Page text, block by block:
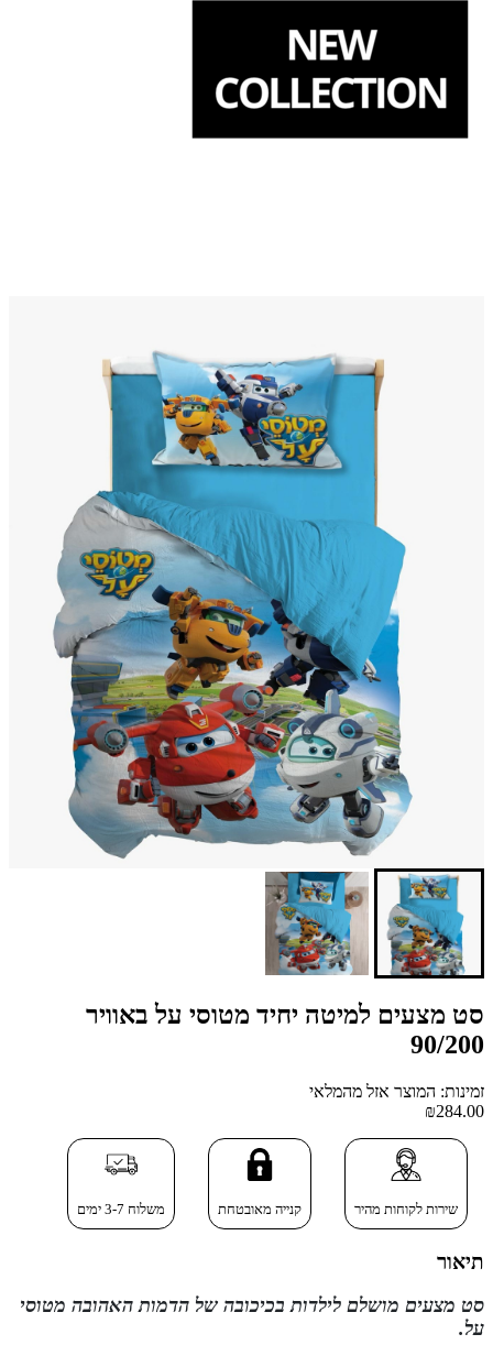
סט מצעים למיטה יחיד מטוסי על באוויר
90/200
זמינות: המוצר אזל מהמלאי
₪284.00
שירות לקוחות מהיר קנייה מאובטחת משלוח 3-7 ימים
תיאור
סט מצעים מושלם לילדות בכיכובה של הדמות האהובה מטוסי
על.